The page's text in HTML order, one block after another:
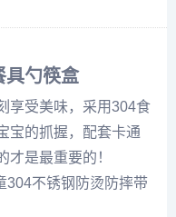
具勺筷盒
享受美味，采用304食
宝的抓握，配套卡通
才是最重要的！
304不锈钢防烫防摔带